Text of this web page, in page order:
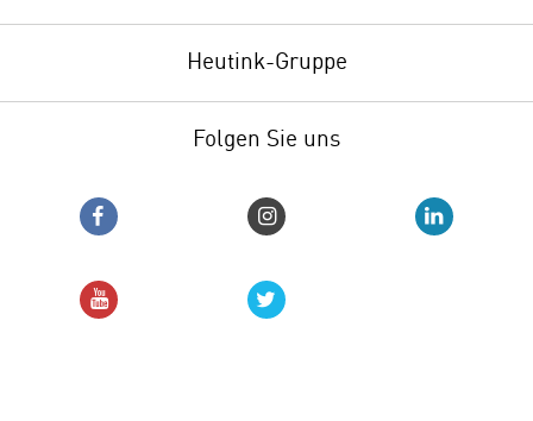
Heutink-Gruppe
Folgen Sie uns